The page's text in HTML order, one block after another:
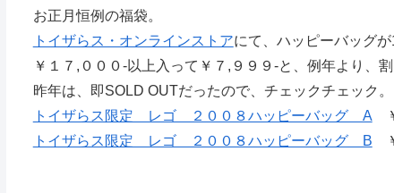
お正月恒例の福袋。
トイザらス・オンラインストアにて、ハッピーバッグ
￥１７,０００-以上入って￥７,９９９-と、例年より、
昨年は、即SOLD OUTだったので、チェックチェック。
トイザらス限定 レゴ ２００８ハッピーバッグ A
トイザらス限定 レゴ ２００８ハッピーバッグ B